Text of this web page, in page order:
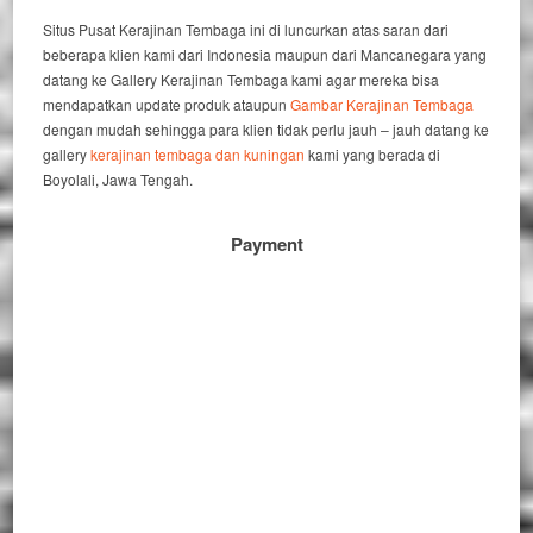
Situs Pusat Kerajinan Tembaga ini di luncurkan atas saran dari
beberapa klien kami dari Indonesia maupun dari Mancanegara yang
datang ke Gallery Kerajinan Tembaga kami agar mereka bisa
mendapatkan update produk ataupunGambar Kerajinan Tembaga
dengan mudah sehingga para klien tidak perlu jauh – jauh datang ke
gallerykerajinan tembaga dan kuningan kami yang berada di
Boyolali, Jawa Tengah.
Payment